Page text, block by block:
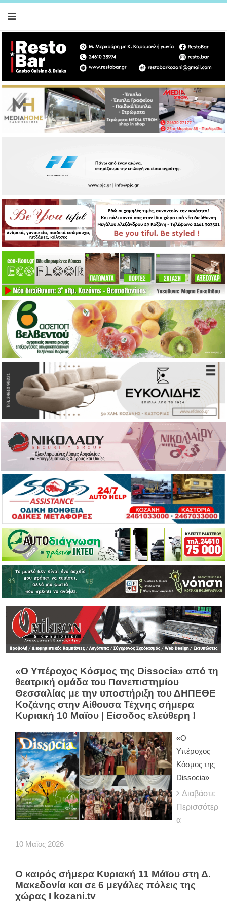
«Ο Υπέροχος Κόσμος της Dissocia» από τη
θεατρική ομάδα του Πανεπιστημίου
Θεσσαλίας με την υποστήριξη του ΔΗΠΕΘΕ
Κοζάνης στην Αίθουσα Τέχνης σήμερα
Κυριακή 10 Μαΐου | Είσοδος ελεύθερη !
«Ο
Υπέροχος
Κόσμος της
Dissocia»
Διαβάστε
Περισσότερ
α
10 Μαϊος 2026
Ο καιρός σήμερα Κυριακή 11 Μάϊου στη Δ.
Μακεδονία και σε 6 μεγάλες πόλεις της
χώρας Ι kozani.tv